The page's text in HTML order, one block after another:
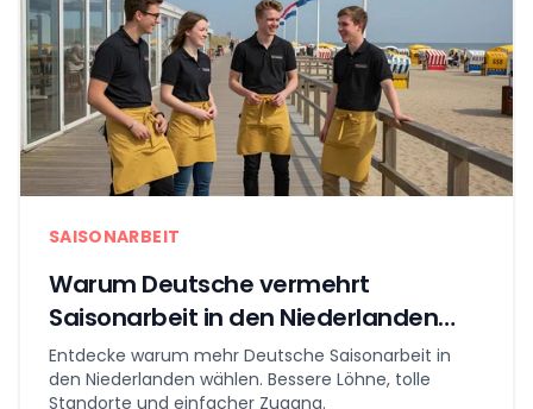
SAISONARBEIT
Warum Deutsche vermehrt
Saisonarbeit in den Niederlanden
wählen
Entdecke warum mehr Deutsche Saisonarbeit in
den Niederlanden wählen. Bessere Löhne, tolle
Standorte und einfacher Zugang.